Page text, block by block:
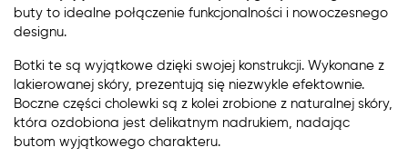
buty to idealne połączenie funkcjonalności i nowoczesnego
designu.
Botki te są wyjątkowe dzięki swojej konstrukcji. Wykonane z
lakierowanej skóry, prezentują się niezwykle efektownie.
Boczne części cholewki są z kolei zrobione z naturalnej skóry,
która ozdobiona jest delikatnym nadrukiem, nadając
butom wyjątkowego charakteru.